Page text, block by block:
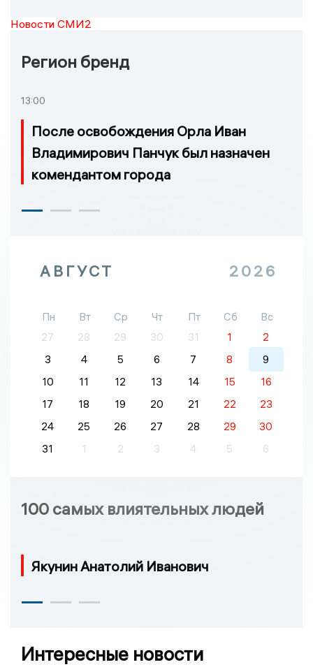
Новости СМИ2
Регион бренд
13:00
После освобождения Орла Иван
Владимирович Панчук был назначен
комендантом города
АВГУСТ 2026
Пн Вт Ср Чт Пт Сб
Вс
27
28 29 30 31 1
2
3
4 5 6 7 8
9
10
11 12 13 14 15
16
17
18 19 20 21 22
23
24
25 26 27 28 29
30
31
1 2 3 4 5 6
100 самых влиятельных людей
Якунин Анатолий Иванович
Интересные новости